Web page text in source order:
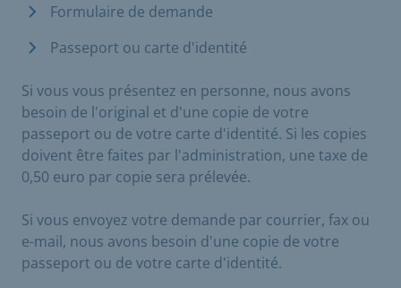
Formulaire de demande
Passeport ou carte d'identité
Si vous vous présentez en personne, nous avons
besoin de l'original et d'une copie de votre
passeport ou de votre carte d'identité. Si les copies
doivent être faites par l'administration, une taxe de
0,50 euro par copie sera prélevée.
Si vous envoyez votre demande par courrier, fax ou
e-mail, nous avons besoin d'une copie de votre
passeport ou de votre carte d'identité.